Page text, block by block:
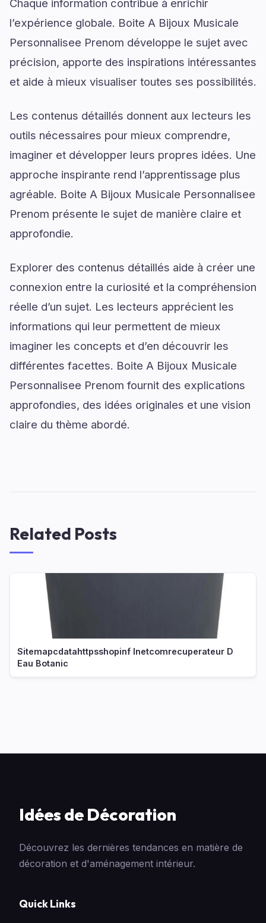
Chaque information contribue à enrichir
l’expérience globale. Boite A Bijoux Musicale
Personnalisee Prenom développe le sujet avec
précision, apporte des inspirations intéressantes
et aide à mieux visualiser toutes ses possibilités.
Les contenus détaillés donnent aux lecteurs les
outils nécessaires pour mieux comprendre,
imaginer et développer leurs propres idées. Une
approche inspirante rend l’apprentissage plus
agréable. Boite A Bijoux Musicale Personnalisee
Prenom présente le sujet de manière claire et
approfondie.
Explorer des contenus détaillés aide à créer une
connexion entre la curiosité et la compréhension
réelle d’un sujet. Les lecteurs apprécient les
informations qui leur permettent de mieux
imaginer les concepts et d’en découvrir les
différentes facettes. Boite A Bijoux Musicale
Personnalisee Prenom fournit des explications
approfondies, des idées originales et une vision
claire du thème abordé.
Related Posts
Sitemapcdatahttpsshopinf Inetcomrecuperateur D
Eau Botanic
Idées de Décoration
Découvrez les dernières tendances en matière de
décoration et d'aménagement intérieur.
Quick Links